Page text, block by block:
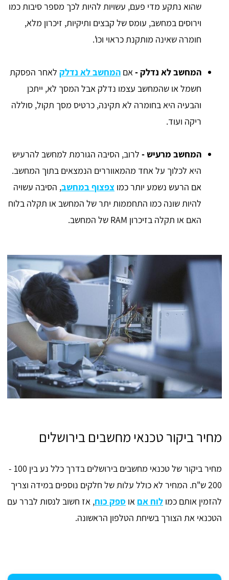
שהוא נתקע מדי פעם, עשויות להיות לכך מספר סיבות כמו
וירוסים במחשב, עומס של קבצים ותיקיות, זיכרון מלא,
חומרה שאינה מותקנת כראוי וכו'.
המחשב לא נדלק -אם המחשב לא נדלק לאחר הפסקת
חשמל או שהמחשב עצמו נדלק אבל המסך לא, ייתכן
והבעיה היא בחומרה לא תקינה, כרטיס מסך תקול, סוללה
ריקה ועוד.
המחשב מרעיש - לרוב, הסיבה הגורמת למחשב להרעיש
היא לכלוך על אחד מהמאווררים הנמצאים בתוך המחשב.
אם הרעש נשמע יותר כמו צפצוף במחשב, הסיבה עשויה
להיות שונה כמו התחממות יתר של המחשב או תקלה בלוח
האם או תקלה בזיכרון RAM של המחשב.
מחיר ביקור טכנאי מחשבים בירושלים
מחיר ביקור של טכנאי מחשבים בירושלים בדרך כלל נע בין 100 -
200 ש"ח. המחיר לא כולל עלות של חלקים נוספים במידה וצריך
להזמין אותם כמו לוח אם או ספק כוח, אז חשוב לנסות לברר עם
הטכנאי את הצורך בשיחת הטלפון הראשונה.